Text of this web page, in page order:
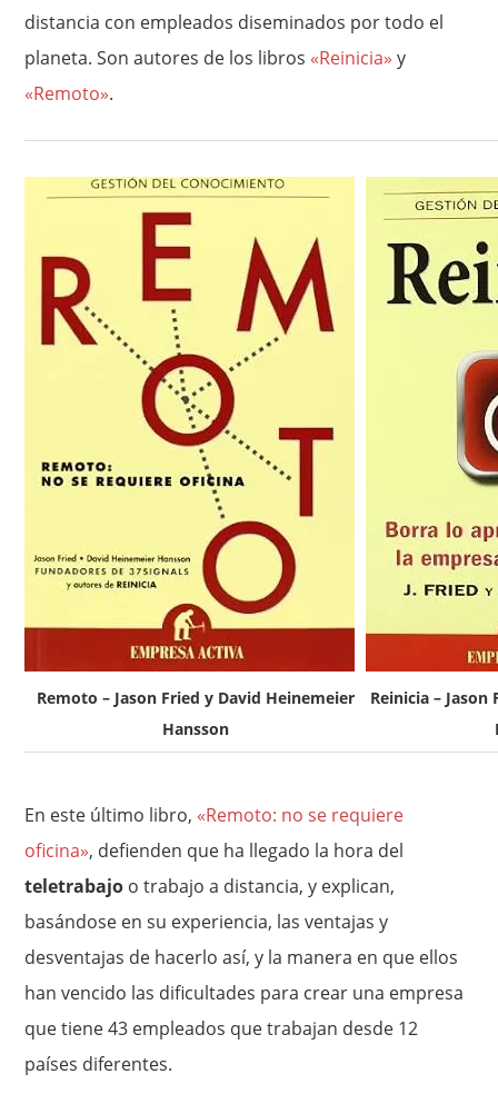
distancia con empleados diseminados por todo el
planeta. Son autores de los libros «Reinicia» y
«Remoto».
Remoto – Jason Fried y David Heinemeier
Hansson
Reinicia –
En este último libro, «Remoto: no se requiere
oficina», defienden que ha llegado la hora del
teletrabajo o trabajo a distancia, y explican,
basándose en su experiencia, las ventajas y
desventajas de hacerlo así, y la manera en que ellos
han vencido las dificultades para crear una empresa
que tiene 43 empleados que trabajan desde 12
países diferentes.